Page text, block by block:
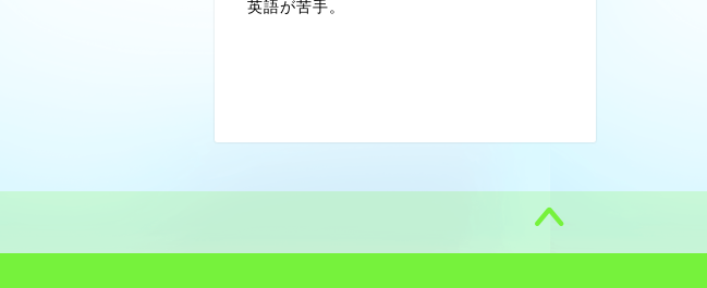
英語が苦手。